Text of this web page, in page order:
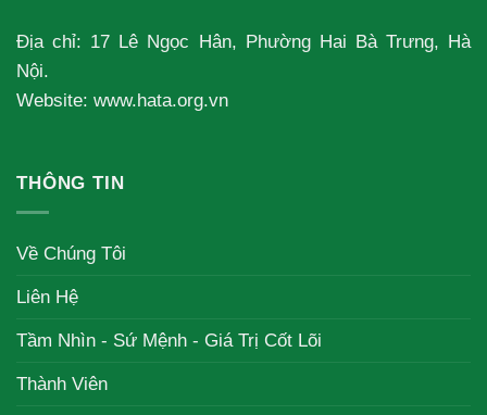
Địa chỉ: 17 Lê Ngọc Hân, Phường Hai Bà Trưng, Hà
Nội.
Website: www.hata.org.vn
THÔNG TIN
Về Chúng Tôi
Liên Hệ
Tầm Nhìn - Sứ Mệnh - Giá Trị Cốt Lõi
Thành Viên